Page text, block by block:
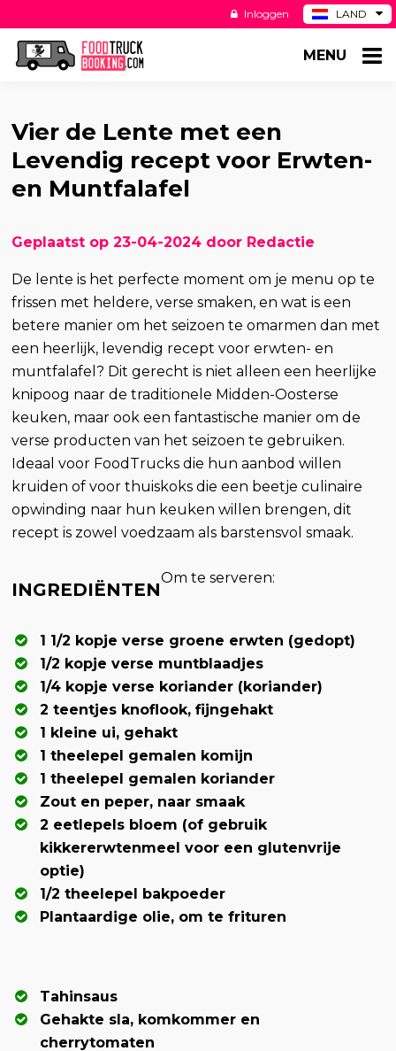
LAND
DE
Inloggen
MENU
Vier de Lente met een
Levendig recept voor Erwten-
en Muntfalafel
Geplaatst op 23-04-2024 door Redactie
De lente is het perfecte moment om je menu op te
frissen met heldere, verse smaken, en wat is een
betere manier om het seizoen te omarmen dan met
een heerlijk, levendig recept voor erwten- en
muntfalafel? Dit gerecht is niet alleen een heerlijke
knipoog naar de traditionele Midden-Oosterse
keuken, maar ook een fantastische manier om de
verse producten van het seizoen te gebruiken.
Ideaal voor FoodTrucks die hun aanbod willen
kruiden of voor thuiskoks die een beetje culinaire
opwinding naar hun keuken willen brengen, dit
recept is zowel voedzaam als barstensvol smaak.
INGREDIËNTEN
1 1/2 kopje verse groene erwten (gedopt)
1/2 kopje verse muntblaadjes
1/4 kopje verse koriander (koriander)
2 teentjes knoflook, fijngehakt
1 kleine ui, gehakt
1 theelepel gemalen komijn
1 theelepel gemalen koriander
Zout en peper, naar smaak
2 eetlepels bloem (of gebruik
kikkererwtenmeel voor een glutenvrije
optie)
1/2 theelepel bakpoeder
Plantaardige olie, om te frituren
Om te serveren:
Tahinsaus
Gehakte sla, komkommer en
cherrytomaten